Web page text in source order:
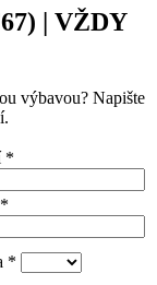
| VŽDY
výbavou? Napište
*
*
*